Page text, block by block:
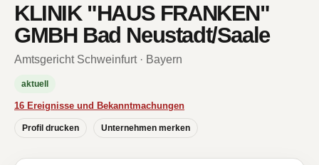
KLINIK "HAUS FRANKEN"
GMBH Bad Neustadt/Saale
Amtsgericht Schweinfurt · Bayern
aktuell
16 Ereignisse und Bekanntmachungen
Profil drucken Unternehmen merken